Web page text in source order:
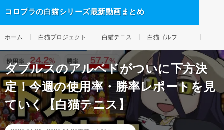
コロプラの白猫シリーズ最新動画まとめ
ホーム 白猫プロジェクト 白猫テニス 白猫ゴルフ
ダブルスのアルベドがついに下方決
定！今週の使用率・勝率レポートを見
ていく【白猫テニス】